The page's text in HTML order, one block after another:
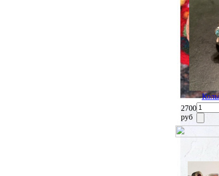
2700
руб